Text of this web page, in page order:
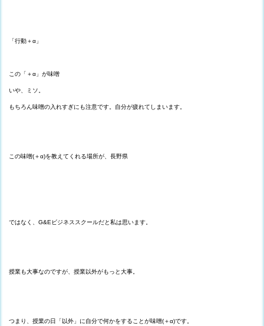
「行動＋α」
この「＋α」が味噌
いや、ミソ。
もちろん味噌の入れすぎにも注意です。自分が疲れてしまいます。
この味噌(＋α)を教えてくれる場所が、長野県
ではなく、G&Eビジネススクールだと私は思います。
授業も大事なのですが、授業以外がもっと大事。
つまり、授業の日「以外」に自分で何かをすることが味噌(＋α)です。